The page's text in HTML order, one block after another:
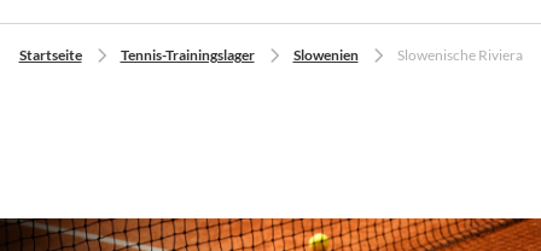
Startseite Tennis-Trainingslager Slowenien Slowenische Riviera